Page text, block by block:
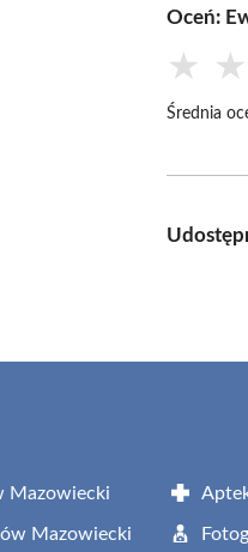
Oceń:
★ ★
Średnia
Mazowiecki
Mazowiecki